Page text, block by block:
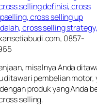
0857-
misalnya Anda
ditawari pembelian motor,
produk yang Anda
selling.